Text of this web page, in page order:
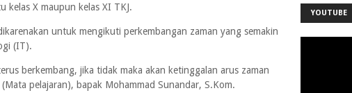
kelas X maupun kelas XI TKJ.
untuk mengikuti perkembangan zaman yang semakin
(IT).
berkembang, jika tidak maka akan ketinggalan arus zaman
pelajaran), bapak Mohammad Sunandar, S.Kom.
YOUTUBE